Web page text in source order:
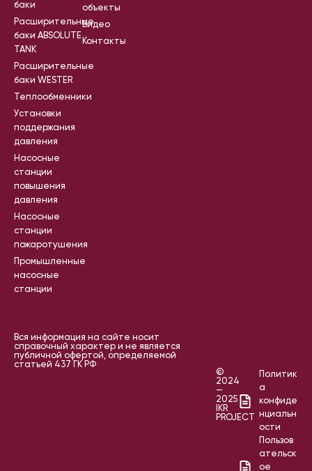
баки
Расширительные
баки ABSOLUTE
TANK
Расширительные
баки WESTER
Теплообменники
Установки
поддержания
давления
Насосные
станции
повышения
давления
Насосные
станции
пожаротушения
Промышленные
насосные
станции
объекты
Видео
Контакты
Вся информация на сайте носит
справочный характер и не является
публичной офертой, определяемой
статьей 437 ГК РФ
©
2024
—
2025
IKR
PROJECT
Политик
а
конфиде
нциальн
ости
Пользов
ательск
ое